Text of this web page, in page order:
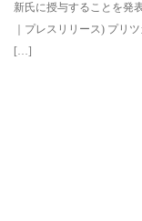
新氏に授与することを発
｜プレスリリース) プリ
[…]